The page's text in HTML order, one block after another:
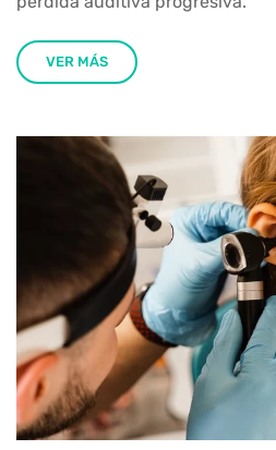
VER MÁS